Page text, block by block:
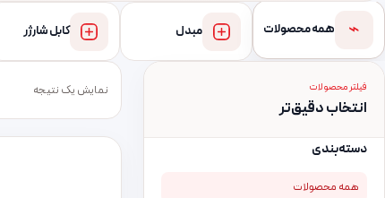
⌁ همه محصولات مبدل کابل شارژر
فیلتر محصولات
انتخاب دقیق‌تر
دسته‌بندی
همه محصولات
نمایش یک نتیجه